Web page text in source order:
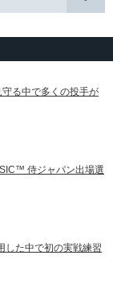
る中で多くの投手が
侍ジャパン出場選
した中で初の実戦練習